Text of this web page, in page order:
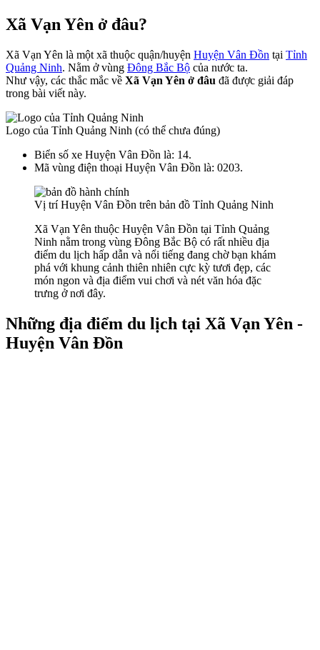
Xã Vạn Yên ở đâu?
Xã Vạn Yên là một xã thuộc quận/huyện Huyện Vân Đồn tại Tỉnh
Quảng Ninh. Nằm ở vùng Đông Bắc Bộ của nước ta.
Như vậy, các thắc mắc về Xã Vạn Yên ở đâu đã được giải đáp
trong bài viết này.
Logo của Tỉnh Quảng Ninh (có thể chưa đúng)
Biển số xe Huyện Vân Đồn là: 14.
Mã vùng điện thoại Huyện Vân Đồn là: 0203.
Vị trí Huyện Vân Đồn trên bản đồ Tỉnh Quảng Ninh
Xã Vạn Yên thuộc Huyện Vân Đồn tại Tỉnh Quảng
Ninh nằm trong vùng Đông Bắc Bộ có rất nhiều địa
điểm du lịch hấp dẫn và nổi tiếng đang chờ bạn khám
phá với khung cảnh thiên nhiên cực kỳ tươi đẹp, các
món ngon và địa điểm vui chơi và nét văn hóa đặc
trưng ở nơi đây.
Những địa điểm du lịch tại Xã Vạn Yên -
Huyện Vân Đồn